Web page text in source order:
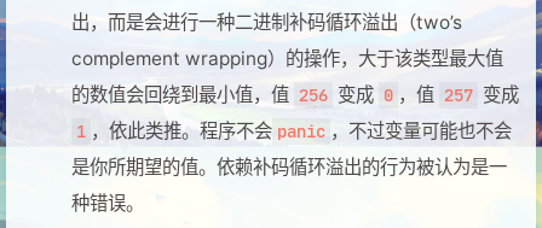
出，而是会进行一种二进制补码循环溢出（two’s
complement wrapping）的操作，大于该类型最大值
的数值会回绕到最小值，值 256 变成 0 ，值 257 变成
1 ，依此类推。程序不会 panic ，不过变量可能也不会
是你所期望的值。依赖补码循环溢出的行为被认为是一
种错误。